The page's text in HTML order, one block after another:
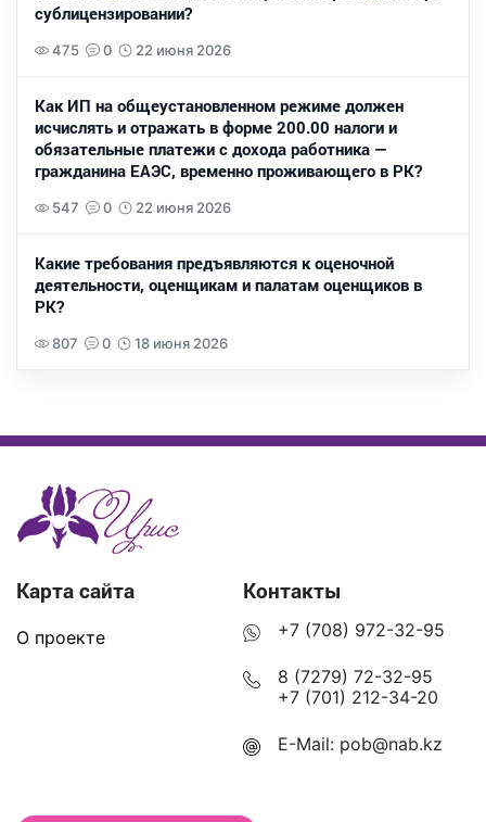
сублицензировании?
475 0 22 июня 2026
Как ИП на общеустановленном режиме должен
исчислять и отражать в форме 200.00 налоги и
обязательные платежи с дохода работника —
гражданина ЕАЭС, временно проживающего в РК?
547 0 22 июня 2026
Какие требования предъявляются к оценочной
деятельности, оценщикам и палатам оценщиков в
РК?
807 0 18 июня 2026
Карта сайта
О проекте
Контакты
+7 (708) 972-32-95
8 (7279) 72-32-95
+7 (701) 212-34-20
E-Mail: pob@nab.kz